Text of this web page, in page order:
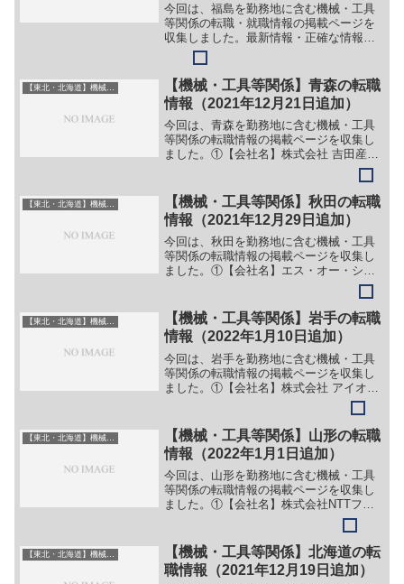
今回は、福島を勤務地に含む機械・工具
等関係の転職・就職情報の掲載ページを
収集しました。最新情報・正確な情報は
企業サイトでご確認ください。①【会社
名】株式会社アセンド【職務】［新卒］
＞＞（１）技術職（原子力施設の運転、
放射線管理、放射能核種分...
【機械・工具等関係】青森の転職
情報（2021年12月21日追加）
今回は、青森を勤務地に含む機械・工具
等関係の転職情報の掲載ページを収集し
ました。①【会社名】株式会社 吉田産業
【職務】（１）商品管理職（２）製造職
（鋼材加工）（３）給与業務担当（４）
機械設備工事管理職（５）ルート営業職
【勤務地】青森県八戸市...
【東北・北海道】機械・工具系
【機械・工具等関係】秋田の転職
情報（2021年12月29日追加）
今回は、秋田を勤務地に含む機械・工具
等関係の転職情報の掲載ページを収集し
ました。①【会社名】エス・オー・シー
株式会社【職務】（１）研究開発（２）
工場管理（３）生産技術（４）技術営業
（５）ソフトウェアエンジニア（SE）
（６）総務（７）資材【勤...
【機械・工具等関係】岩手の転職
情報（2022年1月10日追加）
今回は、岩手を勤務地に含む機械・工具
等関係の転職情報の掲載ページを収集し
ました。①【会社名】株式会社 アイオー
精密【職務】（１）機械加工職 工作機
械による精密部品加工【勤務地】岩手県
花巻市東十二丁目17-1-1、岩手県花巻市
東和町小友１区3...
【機械・工具等関係】山形の転職
情報（2022年1月1日追加）
今回は、山形を勤務地に含む機械・工具
等関係の転職情報の掲載ページを収集し
ました。①【会社名】株式会社NTTファ
シリティーズ【職務】別企業のサイトに
情報が掲載されているため、詳細は省
略。 【勤務地】山形等【詳細】転職・就
職情報の詳細はこちら②...
【東北・北海道】機械・工具系
【機械・工具等関係】北海道の転
職情報（2021年12月19日追加）